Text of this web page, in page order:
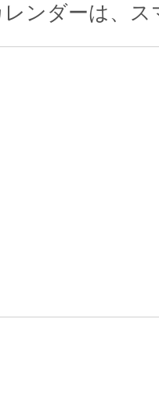
ンダーは、ス